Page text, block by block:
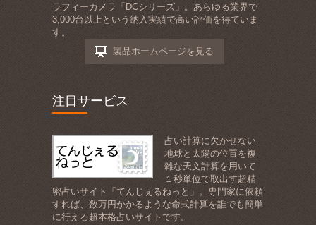
ラフィーカメラ「DCシリーズ」。あらゆる業界で
3,000台以上という納入実績で高い評価を得ていま
す。
製品ホームページを見る
注目サービス
占い計算に欠かせない
地球と太陽の位置を複
雑な天文計算を用いて
１秒単位で取出す超精
密占いサイト「てんじぇるねっと」。専門家に依頼
すれば、数万円かかるような命式計算を誰でも簡単
に行える超本格占いサイトです。